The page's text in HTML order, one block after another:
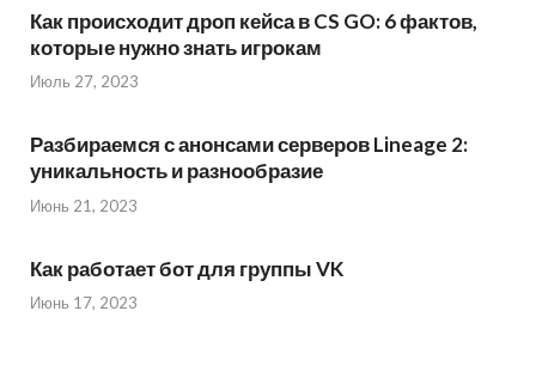
Как происходит дроп кейса в CS GO: 6 фактов,
которые нужно знать игрокам
Июль 27, 2023
Разбираемся с анонсами серверов Lineage 2:
уникальность и разнообразие
Июнь 21, 2023
Как работает бот для группы VK
Июнь 17, 2023